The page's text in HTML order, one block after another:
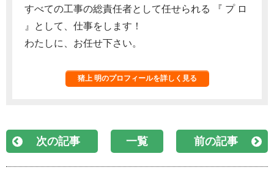
すべての工事の総責任者として任せられる 『 プ ロ
』として、仕事をします！
わたしに、お任せ下さい。
猪上 明のプロフィールを詳しく見る
次の記事 一覧 前の記事